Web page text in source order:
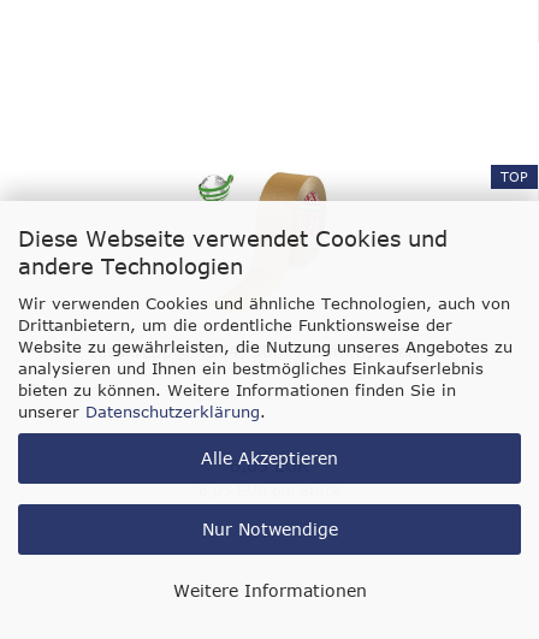
Diese Webseite verwendet Cookies und
andere Technologien
Wir verwenden Cookies und ähnliche Technologien, auch von
Drittanbietern, um die ordentliche Funktionsweise der
Website zu gewährleisten, die Nutzung unseres Angebotes zu
analysieren und Ihnen ein bestmögliches Einkaufserlebnis
bieten zu können. Weitere Informationen finden Sie in
unserer Datenschutzerklärung.
Alle Akzeptieren
Nur Notwendige
Weitere Informationen
TOP
tesakrepp® 4304, 50m x 38mm, chamois
6,05 EUR